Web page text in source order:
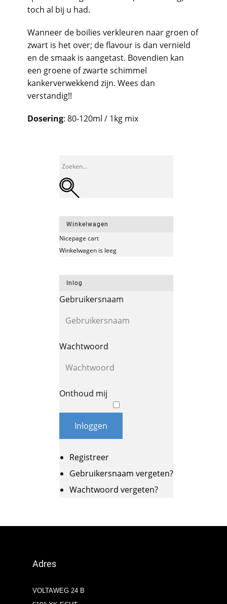
toch al bij u had.
Wanneer de boilies verkleuren naar groen of
zwart is het over; de flavour is dan vernield
en de smaak is aangetast. Bovendien kan
een groene of zwarte schimmel
kankerverwekkend zijn. Wees dan
verstandig!!
Dosering: 80-120ml / 1kg mix
Winkelwagen
Nicepage cart
Winkelwagen is leeg
Inlog
Gebruikersnaam
Wachtwoord
Onthoud mij
Inloggen
Registreer
Gebruikersnaam vergeten?
Wachtwoord vergeten?
Adres
VOLTAWEG 24 B